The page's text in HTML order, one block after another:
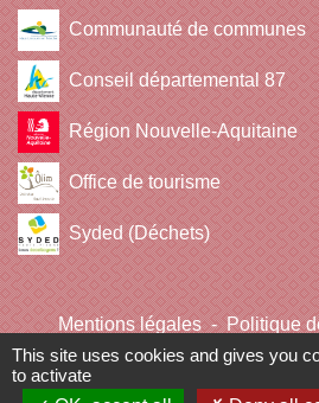
Communauté de communes
Conseil départemental 87
Région Nouvelle-Aquitaine
Office de tourisme
Syded (Déchets)
Mentions légales - Politique
Accessibilité - Plan du site -
This site uses cookies and gives you
to activate